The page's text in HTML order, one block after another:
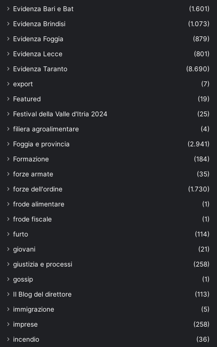
Evidenza Bari e Bat
(1.601)
Evidenza Brindisi
(1.073)
Evidenza Foggia
(879)
Evidenza Lecce
(801)
Evidenza Taranto
(8.690)
export
(7)
Featured
(19)
Festival della Valle d'Itria 2024
(25)
filiera agroalimentare
(4)
Foggia e provincia
(2.941)
Formazione
(184)
forze armate
(35)
forze dell'ordine
(1.730)
frode alimentare
(1)
frode fiscale
(1)
furto
(114)
giovani
(21)
giustizia e processi
(258)
gossip
(1)
Il Blog del direttore
(113)
immigrazione
(5)
imprese
(258)
incendio
(36)